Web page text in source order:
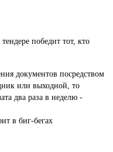
победит тот, кто
документов посредством
или выходной, то
два раза в неделю -
в биг-бегах